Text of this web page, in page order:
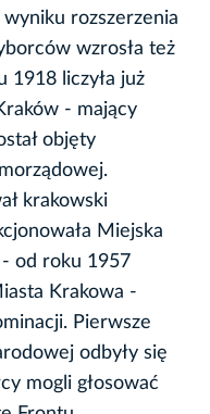
rozszerzenia
wzrosła też
1918 liczyła już
- mający
objęty
krakowski
Miejska
od roku 1957
Krakowa -
Pierwsze
odbyły się
mogli głosować